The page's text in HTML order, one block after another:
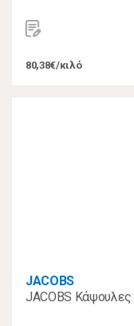
80,38€/κιλό
JACOBS
JACOBS